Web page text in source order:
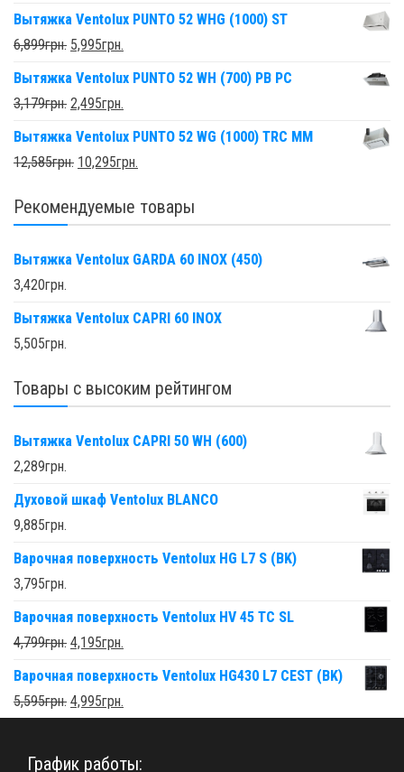
Вытяжка Ventolux PUNTO 52 WHG (1000) ST
6,899грн. 5,995грн.
Вытяжка Ventolux PUNTO 52 WH (700) PB PC
3,179грн. 2,495грн.
Вытяжка Ventolux PUNTO 52 WG (1000) TRC MM
12,585грн. 10,295грн.
Рекомендуемые товары
Вытяжка Ventolux GARDA 60 INOX (450)
3,420грн.
Вытяжка Ventolux CAPRI 60 INOX
5,505грн.
Товары с высоким рейтингом
Вытяжка Ventolux CAPRI 50 WH (600)
2,289грн.
Духовой шкаф Ventolux BLANCO
9,885грн.
Варочная поверхность Ventolux HG L7 S (BK)
3,795грн.
Варочная поверхность Ventolux HV 45 TC SL
4,799грн. 4,195грн.
Варочная поверхность Ventolux HG430 L7 CEST (BK)
5,595грн. 4,995грн.
График работы: